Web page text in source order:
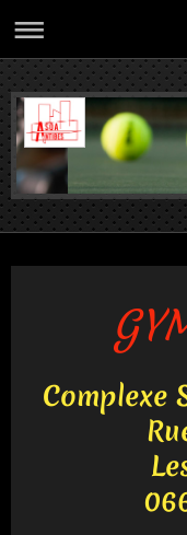
Complexe